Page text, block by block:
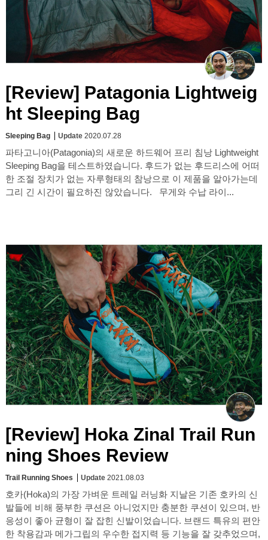
[Review] Patagonia Lightweig
ht Sleeping Bag
Sleeping Bag Update 2020.07.28
파타고니아(Patagonia)의 새로운 하드웨어 프리 침낭 Lightweight
Sleeping Bag을 테스트하였습니다. 후드가 없는 후드리스에 어떠
한 조절 장치가 없는 자루형태의 참낭으로 이 제품을 알아가는데
그리 긴 시간이 필요하진 않았습니다. 무게와 수납 라이...
[Review] Hoka Zinal Trail Run
ning Shoes Review
Trail Running Shoes Update 2021.08.03
호카(Hoka)의 가장 가벼운 트레일 러닝화 지날은 기존 호카의 신
발들에 비해 풍부한 쿠션은 아니었지만 충분한 쿠션이 있으며, 반
응성이 좋아 균형이 잘 잡힌 신발이었습니다. 브랜드 특유의 편안
한 착용감과 메가그립의 우수한 접지력 등 기능을 잘 갖추었으며,